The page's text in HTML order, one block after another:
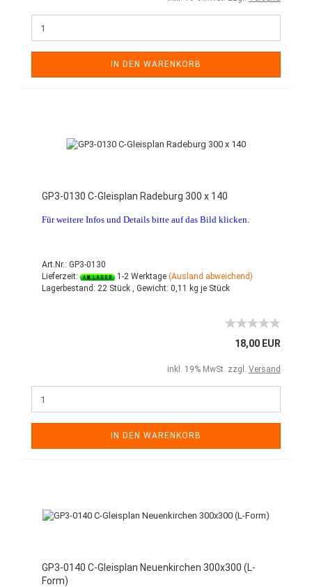
IN DEN WARENKORB
GP3-0130 C-Gleisplan Radeburg 300 x 140
Für weitere Infos und Details bitte auf das Bild klicken.
Art.Nr.: GP3-0130
Lieferzeit:
1-2 Werktage (Ausland abweichend)
Lagerbestand: 22 Stück , Gewicht: 0,11 kg je Stück
18,00 EUR
inkl. 19% MwSt. zzgl. Versand
IN DEN WARENKORB
GP3-0140 C-Gleisplan Neuenkirchen 300x300 (L-
Form)